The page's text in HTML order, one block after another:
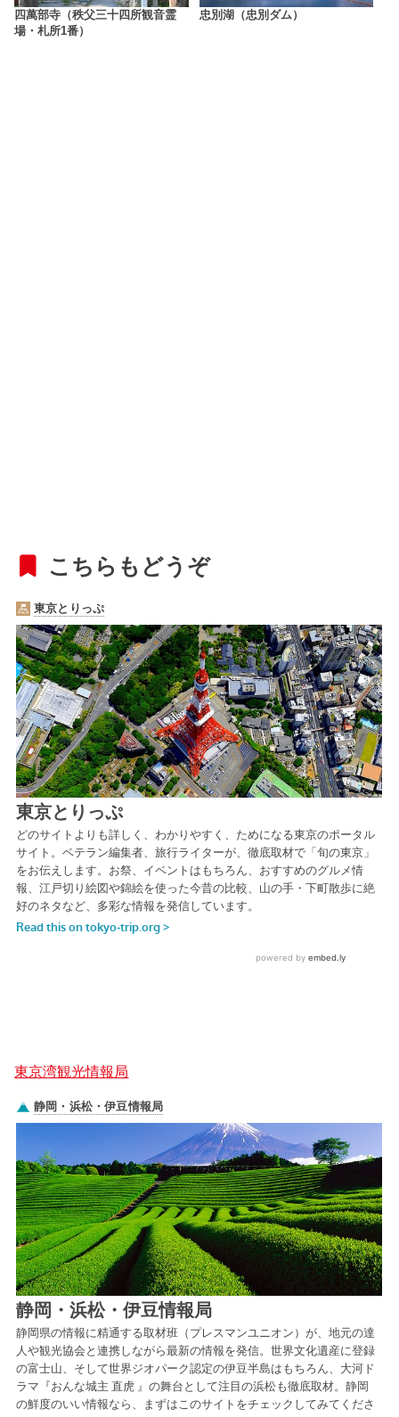
四萬部寺（秩父三十四所観音霊
場・札所1番）
忠別湖（忠別ダム）
こちらもどうぞ
東京湾観光情報局